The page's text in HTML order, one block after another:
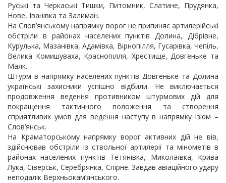
Руські та Черкаські Тишки, Питомник, Слатине, Прудянка,
Нове, Іванівка та Залиман.
На Слов’янському напрямку ворог не припиняє артилерійські
обстріли в районах населених пунктів Долина, Дібрівне,
Курулька, Мазанівка, Адамівка, Вірнопілля, Гусарівка, Чепіль,
Велика Комишуваха, Краснопілля, Хрестище, Довгеньке та
Маяк.
Штурм в напрямку населених пунктів Довгеньке та Долина
українські захисники успішно відбили. Не виключається
продовження ведення противником штурмових дій для
покращення тактичного положення та створення
сприятливих умов для ведення наступу в напрямку Ізюм –
Слов’янськ.
На Краматорському напрямку ворог активних дій не вів,
здійснював обстріли із ствольної артилерії та мінометів в
районах населених пунктів Тетянівка, Миколаївка, Крива
Лука, Сіверськ, Серебрянка, Спірне. Завдав авіаційного удару
неподалік Верхньокам’янського.